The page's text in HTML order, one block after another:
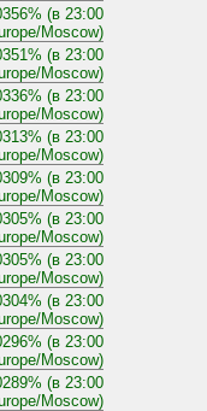
(в 23:00
Moscow)
(в 23:00
Moscow)
(в 23:00
Moscow)
(в 23:00
Moscow)
(в 23:00
Moscow)
(в 23:00
Moscow)
(в 23:00
Moscow)
(в 23:00
Moscow)
(в 23:00
Moscow)
(в 23:00
Moscow)